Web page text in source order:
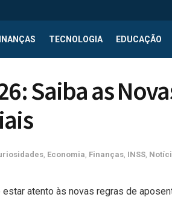
TECNOLOGIA EDUCAÇÃO
Saiba as
Economia Finanças INSS
atento às novas regras de